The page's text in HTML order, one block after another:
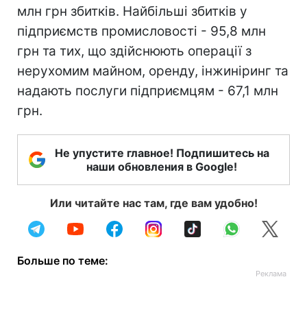
млн грн збитків. Найбільші збитків у
підприємств промисловості - 95,8 млн
грн та тих, що здійснюють операції з
нерухомим майном, оренду, інжиніринг та
надають послуги підприємцям - 67,1 млн
грн.
Не упустите главное! Подпишитесь на
наши обновления в Google!
Или читайте нас там, где вам удобно!
Больше по теме: